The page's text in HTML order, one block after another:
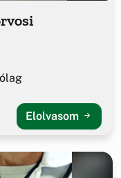
Elolvasom